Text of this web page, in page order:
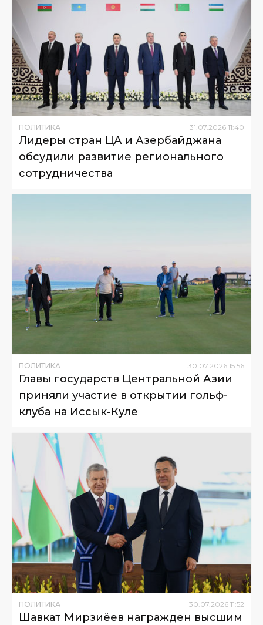
ПОЛИТИКА 31 07 2026 11:40
Лидеры стран ЦА и Азербайджана
обсудили развитие регионального
сотрудничества
ПОЛИТИКА 30.07.2026 15:56
Главы государств Центральной Азии
приняли участие в открытии гольф-
клуба на Иссык-Куле
ПОЛИТИКА 30.07.2026 11:52
Шавкат Мирзиёев награжден высшим